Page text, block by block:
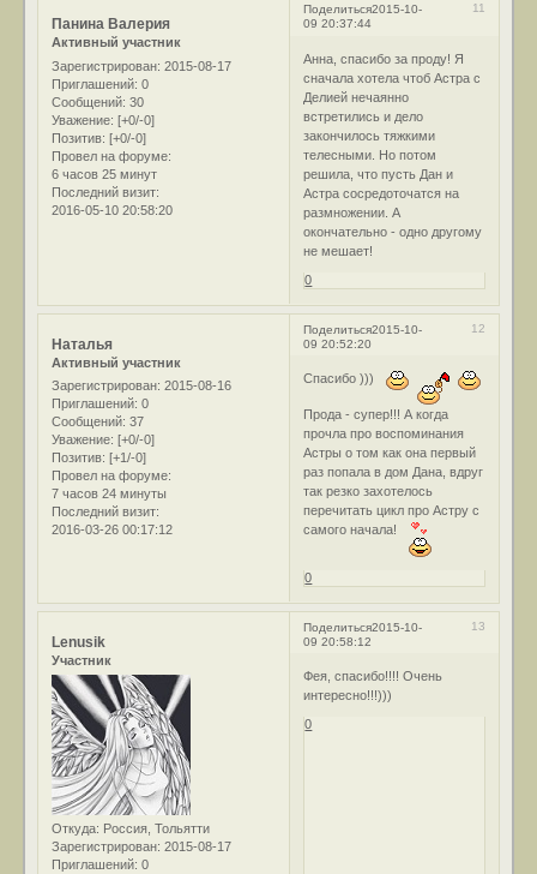
Поделиться 11
2015-10-
09 20:37:44
Панина Валерия
Активный участник
Зарегистрирован: 2015-08-17
Приглашений: 0
Сообщений: 30
Уважение: [+0/-0]
Позитив: [+0/-0]
Провел на форуме:
6 часов 25 минут
Последний визит:
2016-05-10 20:58:20
Анна, спасибо за проду! Я
сначала хотела чтоб Астра с
Делией нечаянно
встретились и дело
закончилось тяжкими
телесными. Но потом
решила, что пусть Дан и
Астра сосредоточатся на
размножении. А
окончательно - одно другому
не мешает!
0
Поделиться 12
2015-10-
09 20:52:20
Наталья
Активный участник
Зарегистрирован: 2015-08-16
Приглашений: 0
Сообщений: 37
Уважение: [+0/-0]
Позитив: [+1/-0]
Провел на форуме:
7 часов 24 минуты
Последний визит:
2016-03-26 00:17:12
Спасибо )))
Прода - супер!!! А когда
прочла про воспоминания
Астры о том как она первый
раз попала в дом Дана, вдруг
так резко захотелось
перечитать цикл про Астру с
самого начала!
0
Поделиться 13
2015-10-
09 20:58:12
Lenusik
Участник
Откуда: Россия, Тольятти
Зарегистрирован: 2015-08-17
Приглашений: 0
Фея, спасибо!!!! Очень
интересно!!!)))
0